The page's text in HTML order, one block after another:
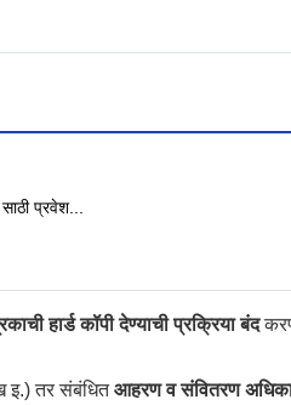
प्रवेश...
हार्ड कॉपी देण्याची प्रक्रिया बंद
इ.) तर संबंधितआहरण व संवितरण